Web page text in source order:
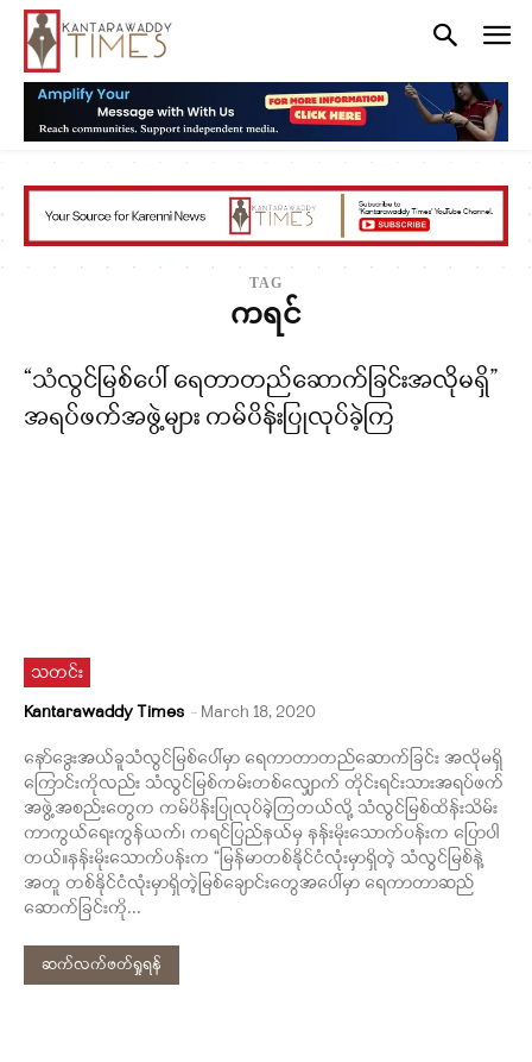
TAG
ကရင်
“သံလွင်မြစ်ပေါ် ရေတာတည်ဆောက်ခြင်းအလိုမရှိ”
အရပ်ဖက်အဖွဲ့များ ကမ်ပိန်းပြုလုပ်ခဲ့ကြ
သတင်း
Kantarawaddy Times - March 18, 2020
နော်ဒွေးအယ်ခူသံလွင်မြစ်ပေါ်မှာ ရေကာတာတည်ဆောက်ခြင်း အလိုမရှိ
ကြောင်းကိုလည်း သံလွင်မြစ်ကမ်းတစ်လျှောက် တိုင်းရင်းသားအရပ်ဖက်
အဖွဲ့အစည်းတွေက ကမ်ပိန်းပြုလုပ်ခဲ့ကြတယ်လို့ သံလွင်မြစ်ထိန်းသိမ်း
ကာကွယ်ရေးကွန်ယက်၊ ကရင်ပြည်နယ်မှ နန်းမိုးသောက်ပန်းက ပြောပါ
တယ်။နန်းမိုးသောက်ပန်းက “မြန်မာတစ်နိုင်ငံလုံးမှာရှိတဲ့ သံလွင်မြစ်နဲ့
အတူ တစ်နိုင်ငံလုံးမှာရှိတဲ့မြစ်ချောင်းတွေအပေါ်မှာ ရေကာတာဆည်
ဆောက်ခြင်းကို...
ဆက်လက်ဖတ်ရှုရန်